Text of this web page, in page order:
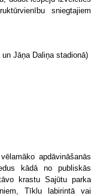
sniegtajiem
Jāņa Daliņa stadionā)
apdāvināšanās
kādā no publiskās
krastu Sajūtu parka
Tīklu labirintā vai